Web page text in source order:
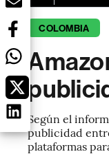
COLOMBIA
Según el
publicidad
plataformas